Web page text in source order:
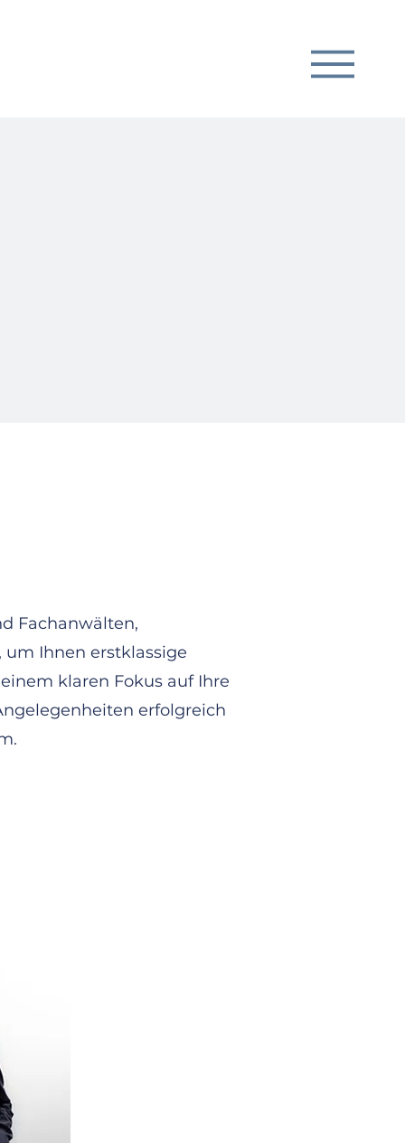
Fachanwälten,
Ihnen erstklassige
klaren Fokus auf Ihre
erfolgreich